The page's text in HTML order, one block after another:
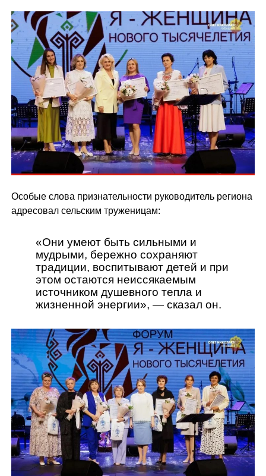
Особые слова признательности руководитель региона
адресовал сельским труженицам:
«Они умеют быть сильными и
мудрыми, бережно сохраняют
традиции, воспитывают детей и при
этом остаются неиссякаемым
источником душевного тепла и
жизненной энергии», — сказал он.